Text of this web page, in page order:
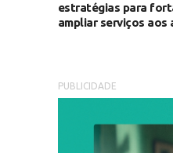
estratégias para
ampliar serviços aos
PUBLICIDADE